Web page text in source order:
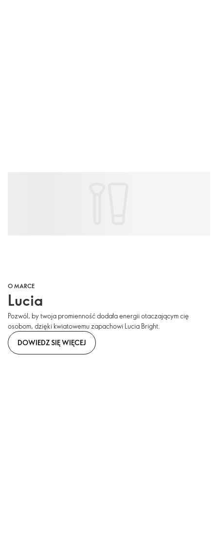
O MARCE
Lucia
Pozwól, by twoja promienność dodała energii otaczającym cię
osobom, dzięki kwiatowemu zapachowi Lucia Bright.
DOWIEDZ SIĘ WIĘCEJ